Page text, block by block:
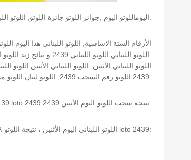
اللوتو اللبناني اليوم الأثنين ، نتيجة اللوتو ٢٤٣٩ نتائج آخر سحب في اللوتو اللبناني، أي نتائج اللوتو رقم السحب 2439 اليوم الأثنين 2026-08-10 loto 2439: